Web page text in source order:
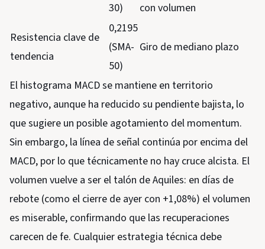
30)
con volumen
Resistencia clave de
tendencia
0,2195
(SMA-
50)
Giro de mediano plazo
El histograma MACD se mantiene en territorio
negativo, aunque ha reducido su pendiente bajista, lo
que sugiere un posible agotamiento del momentum.
Sin embargo, la línea de señal continúa por encima del
MACD, por lo que técnicamente no hay cruce alcista. El
volumen vuelve a ser el talón de Aquiles: en días de
rebote (como el cierre de ayer con +1,08%) el volumen
es miserable, confirmando que las recuperaciones
carecen de fe. Cualquier estrategia técnica debe